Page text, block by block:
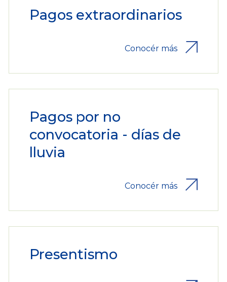
Pagos extraordinarios
Conocér más
Pagos por no
convocatoria - días de
lluvia
Conocér más
Presentismo